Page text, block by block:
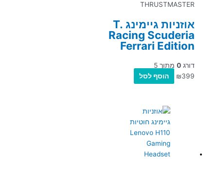
THRUSTMASTER
אוזניות גיימינג T.
Racing Scuderia
Ferrari Edition
דורג 0 מתוך 5
₪399 הוסף לסל